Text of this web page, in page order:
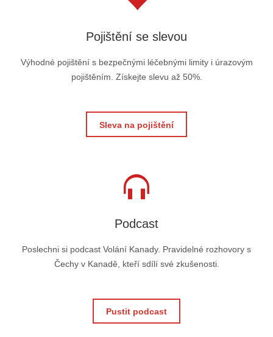
Pojištění se slevou
Výhodné pojištění s bezpečnými léčebnými limity i úrazovým
pojištěním. Získejte slevu až 50%.
Sleva na pojištění
Podcast
Poslechni si podcast Volání Kanady. Pravidelné rozhovory s
Čechy v Kanadě, kteří sdílí své zkušenosti.
Pustit podcast